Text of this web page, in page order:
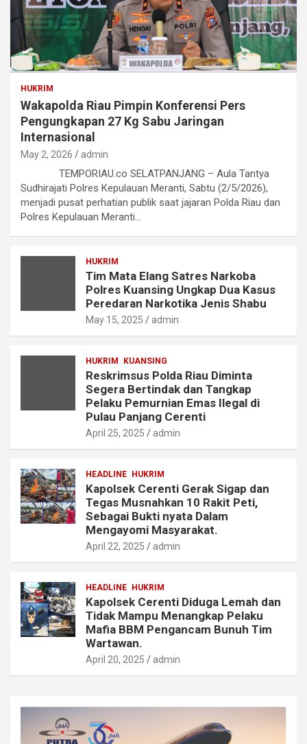
HUKRIM
Wakapolda Riau Pimpin Konferensi Pers
Pengungkapan 27 Kg Sabu Jaringan
Internasional
May 2, 2026 admin
TEMPORIAU.co SELATPANJANG – Aula Tantya
Sudhirajati Polres Kepulauan Meranti, Sabtu (2/5/2026),
menjadi pusat perhatian publik saat jajaran Polda Riau dan
Polres Kepulauan Meranti…
HUKRIM
Tim Mata Elang Satres Narkoba
Polres Kuansing Ungkap Dua Kasus
Peredaran Narkotika Jenis Shabu
May 15, 2025 admin
HUKRIM KUANSING
Reskrimsus Polda Riau Diminta
Segera Bertindak dan Tangkap
Pelaku Pemurnian Emas Ilegal di
Pulau Panjang Cerenti
April 25, 2025 admin
HEADLINE HUKRIM
Kapolsek Cerenti Gerak Sigap dan
Tegas Musnahkan 10 Rakit Peti,
Sebagai Bukti nyata Dalam
Mengayomi Masyarakat.
April 22, 2025 admin
HEADLINE HUKRIM
Kapolsek Cerenti Diduga Lemah dan
Tidak Mampu Menangkap Pelaku
Mafia BBM Pengancam Bunuh Tim
Wartawan.
April 20, 2025 admin